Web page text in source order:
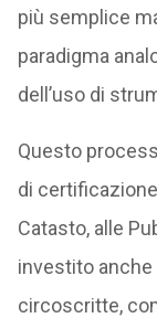
più semplice
paradigma
dell’uso di
Questo
di
Catasto, alle
investito
circoscritte,